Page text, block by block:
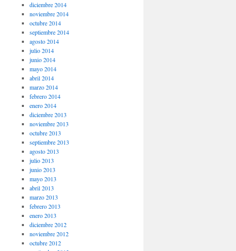
diciembre 2014
noviembre 2014
octubre 2014
septiembre 2014
agosto 2014
julio 2014
junio 2014
mayo 2014
abril 2014
marzo 2014
febrero 2014
enero 2014
diciembre 2013
noviembre 2013
octubre 2013
septiembre 2013
agosto 2013
julio 2013
junio 2013
mayo 2013
abril 2013
marzo 2013
febrero 2013
enero 2013
diciembre 2012
noviembre 2012
octubre 2012